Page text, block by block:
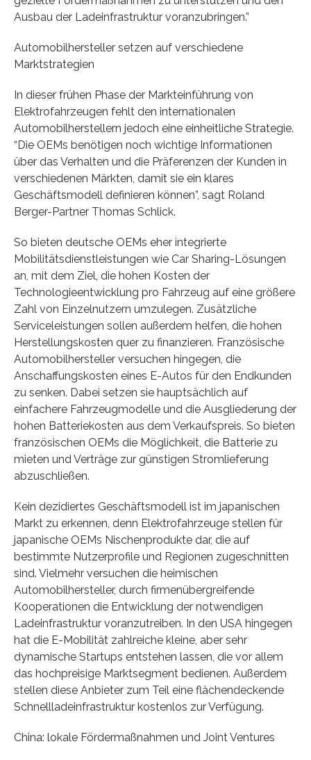
Ausbau der Ladeinfrastruktur voranzubringen.”
Automobilhersteller setzen auf verschiedene
Marktstrategien
In dieser frühen Phase der Markteinführung von
Elektrofahrzeugen fehlt den internationalen
Automobilherstellern jedoch eine einheitliche Strategie.
“Die OEMs benötigen noch wichtige Informationen
über das Verhalten und die Präferenzen der Kunden in
verschiedenen Märkten, damit sie ein klares
Geschäftsmodell definieren können”, sagt Roland
Berger-Partner Thomas Schlick.
So bieten deutsche OEMs eher integrierte
Mobilitätsdienstleistungen wie Car Sharing-Lösungen
an, mit dem Ziel, die hohen Kosten der
Technologieentwicklung pro Fahrzeug auf eine größere
Zahl von Einzelnutzern umzulegen. Zusätzliche
Serviceleistungen sollen außerdem helfen, die hohen
Herstellungskosten quer zu finanzieren. Französische
Automobilhersteller versuchen hingegen, die
Anschaffungskosten eines E-Autos für den Endkunden
zu senken. Dabei setzen sie hauptsächlich auf
einfachere Fahrzeugmodelle und die Ausgliederung der
hohen Batteriekosten aus dem Verkaufspreis. So bieten
französischen OEMs die Möglichkeit, die Batterie zu
mieten und Verträge zur günstigen Stromlieferung
abzuschließen.
Kein dezidiertes Geschäftsmodell ist im japanischen
Markt zu erkennen, denn Elektrofahrzeuge stellen für
japanische OEMs Nischenprodukte dar, die auf
bestimmte Nutzerprofile und Regionen zugeschnitten
sind. Vielmehr versuchen die heimischen
Automobilhersteller, durch firmenübergreifende
Kooperationen die Entwicklung der notwendigen
Ladeinfrastruktur voranzutreiben. In den USA hingegen
hat die E-Mobilität zahlreiche kleine, aber sehr
dynamische Startups entstehen lassen, die vor allem
das hochpreisige Marktsegment bedienen. Außerdem
stellen diese Anbieter zum Teil eine flächendeckende
Schnellladeinfrastruktur kostenlos zur Verfügung.
China: lokale Fördermaßnahmen und Joint Ventures